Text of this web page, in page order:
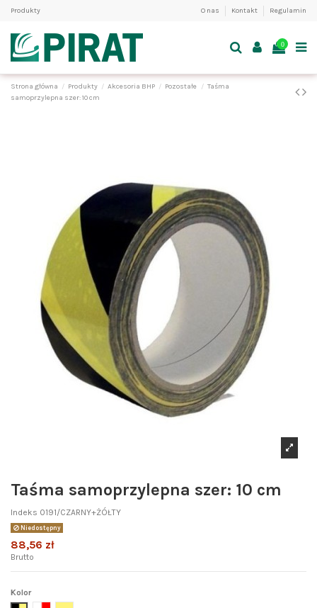
Produkty O nas Kontakt Regulamin
0
Strona główna Produkty Akcesoria BHP Pozostałe
Taśma
samoprzylepna szer: 10 cm
Taśma samoprzylepna szer: 10 cm
Indeks 0191/CZARNY+ŻÓŁTY
Niedostępny
88,56 zł
Brutto
Kolor